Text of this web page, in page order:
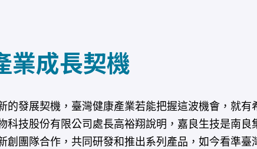
業成長契機
發展契機，臺灣健康產業若能把握這波機會，就有
技股份有限公司處長高裕翔說明，嘉良生技是南
創團隊合作，共同研發和推出系列產品，如今看準